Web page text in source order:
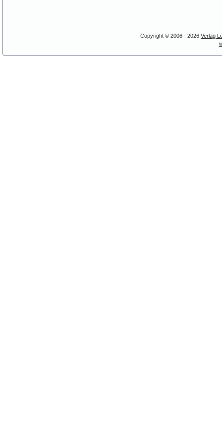
Copyright © 2006 - 2026 Verlag